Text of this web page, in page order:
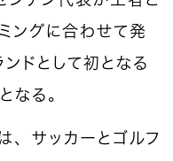
ングに合わせて発
ドとして初となる
なる。
サッカーとゴルフ